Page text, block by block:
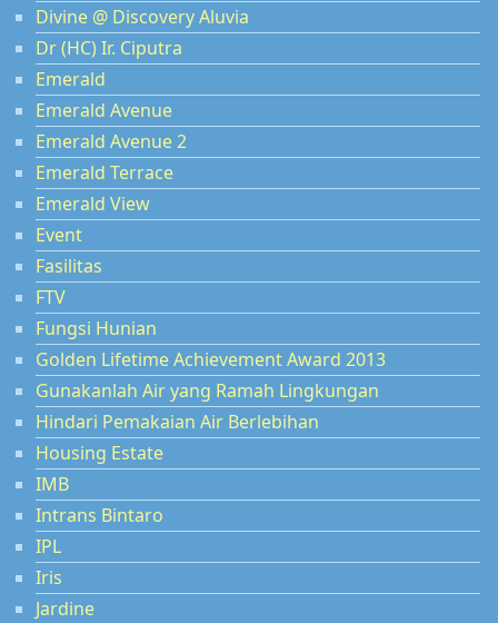
Divine @ Discovery Aluvia
Dr (HC) Ir. Ciputra
Emerald
Emerald Avenue
Emerald Avenue 2
Emerald Terrace
Emerald View
Event
Fasilitas
FTV
Fungsi Hunian
Golden Lifetime Achievement Award 2013
Gunakanlah Air yang Ramah Lingkungan
Hindari Pemakaian Air Berlebihan
Housing Estate
IMB
Intrans Bintaro
IPL
Iris
Jardine